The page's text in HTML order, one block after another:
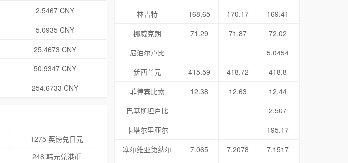
2.5467 CNY
5.0935 CNY
25.4673 CNY
50.9347 CNY
254.6733 CNY
1275 英镑兑日元
248 韩元兑港币
林吉特
168.65 170.17
169.41
挪威克朗
71.29 71.87
72.02
尼泊尔卢比
5.0454
新西兰元
415.59 418.72
418.8
菲律宾比索
12.38 12.63
12.44
巴基斯坦卢比
2.507
卡塔尔里亚尔
195.17
塞尔维亚第纳尔
7.065 7.2078
7.1517